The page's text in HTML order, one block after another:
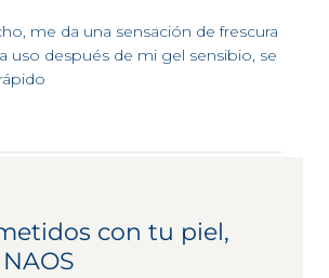
me da una sensación de frescura
uso después de mi gel sensibio, se
con tu piel,